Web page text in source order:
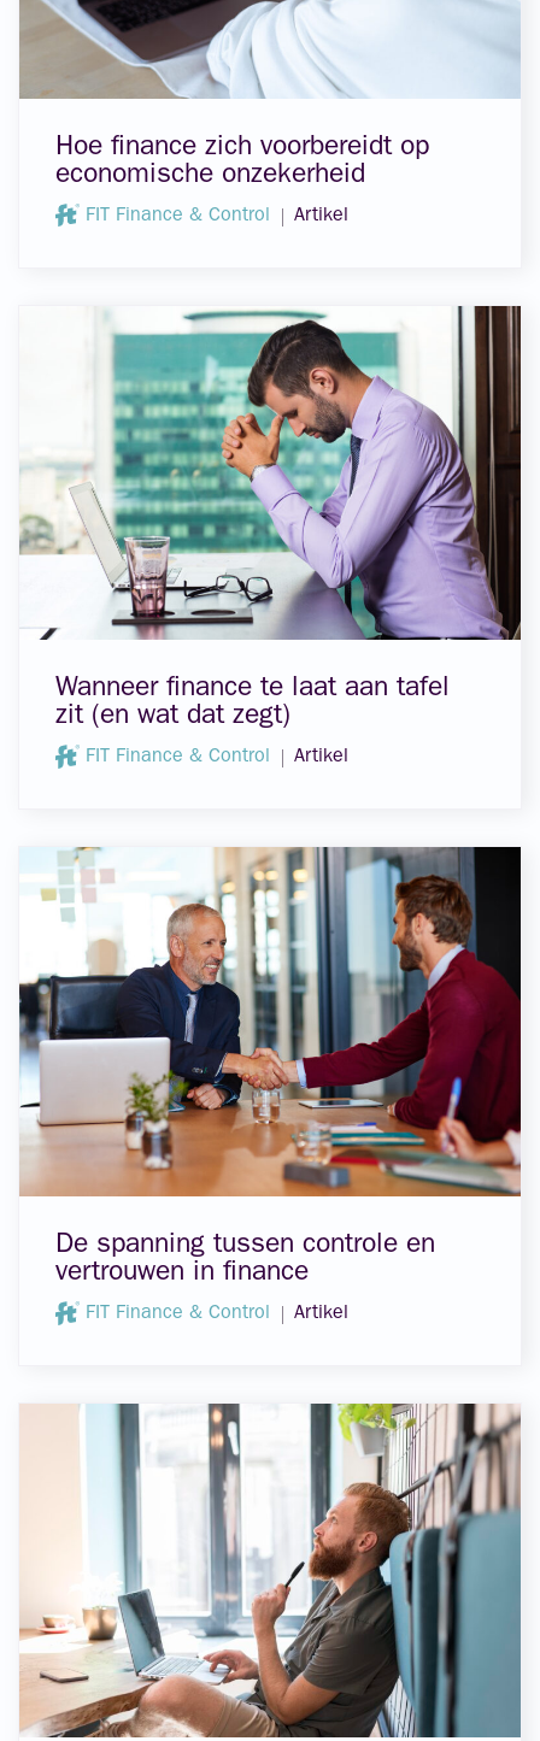
Hoe finance zich voorbereidt op
economische onzekerheid
FIT Finance & Control Artikel
Wanneer finance te laat aan tafel
zit (en wat dat zegt)
FIT Finance & Control Artikel
De spanning tussen controle en
vertrouwen in finance
FIT Finance & Control Artikel